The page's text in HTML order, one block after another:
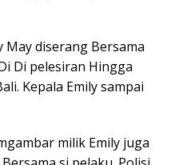
diserang Bersama
Di pelesiran Hingga
Kepala Emily sampai
milik Emily juga